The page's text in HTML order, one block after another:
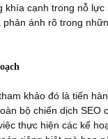
khía cạnh trong nỗ lực
ánh rõ trong
khảo đó là tiến
bộ chiến dịch SEO
thực hiện các kế